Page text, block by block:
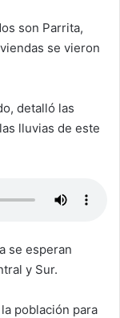
son Parrita,
se vieron
detalló las
lluvias de este
se esperan
y Sur.
población para